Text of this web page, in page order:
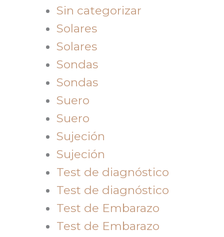
Sin categorizar
Solares
Solares
Sondas
Sondas
Suero
Suero
Sujeción
Sujeción
Test de diagnóstico
Test de diagnóstico
Test de Embarazo
Test de Embarazo